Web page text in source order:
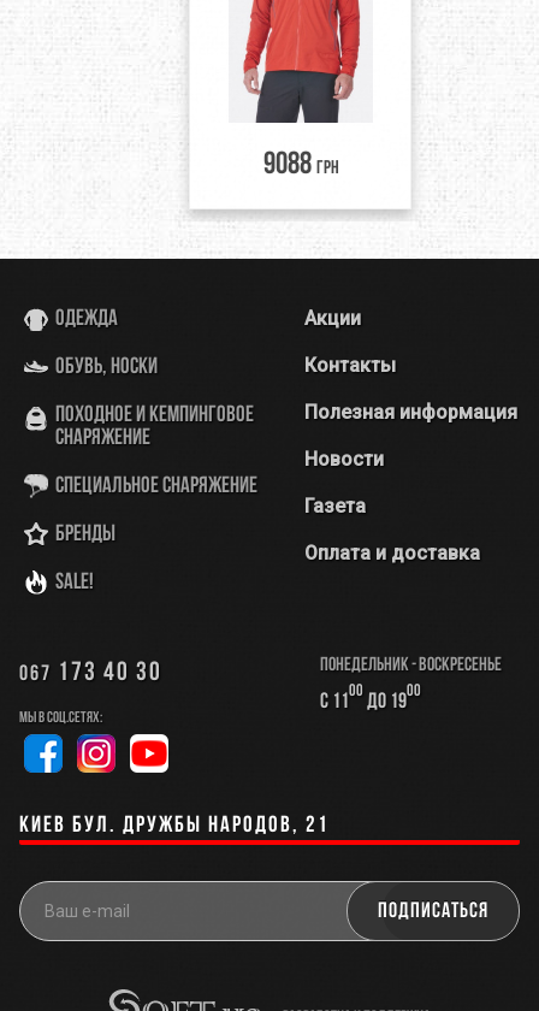
9088 грн
Одежда
Обувь, носки
Походное и кемпинговое
снаряжение
Специальное снаряжение
Бренды
SALE!
Акции
Контакты
Полезная информация
Новости
Газета
Оплата и доставка
067 173 40 30
Мы в соц.сетях:
Понедельник - Воскресенье
с 1100 до 1900
Киев бул. Дружбы Народов, 21